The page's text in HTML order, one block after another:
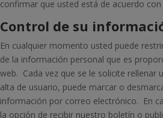
confirmar que usted está de acuerdo con
Control de su
En cualquier momento usted puede
de la información personal que es
web. Cada vez que se le solicite rellenar
alta de usuario, puede marcar o
información por correo electrónico. En
la opción de recibir nuestro boletín o